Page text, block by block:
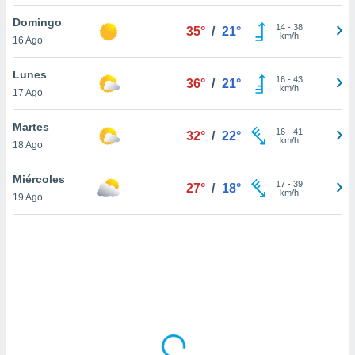
sitio
En
sean
el sitio
ni para
o
Domingo
16 Ago
35° / 21° 14- 38
km/h
Lunes
17 Ago
36° / 21° 16- 43
km/h
Martes
18 Ago
32° / 22° 16- 41
km/h
Miércoles
19 Ago
27° / 18° 17- 39
km/h